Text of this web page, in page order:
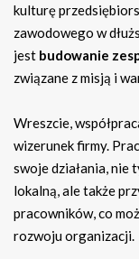
kulturę
zawodowego w
jest budowanie
związane z misją i
Wreszcie,
wizerunek firmy.
swoje działania, nie
lokalną, ale także
pracowników, co
rozwoju organizacji.